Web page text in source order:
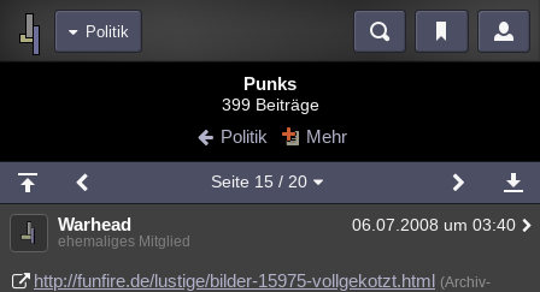
Politik
Blogs Videos
Chat Wiki Neuigkeiten
meine Rubriken
Menschen Mystery Kriminalfälle
Spiritualität Verschwörungen Technologie Ufologie
Punks
399 Beiträge
Politik Mehr
Seite 15 / 20
Warhead 06.07.2008 um 03:40
ehemaliges Mitglied
http://funfire.de/lustige/bilder-15975-vollgekotzt.html (Archiv-